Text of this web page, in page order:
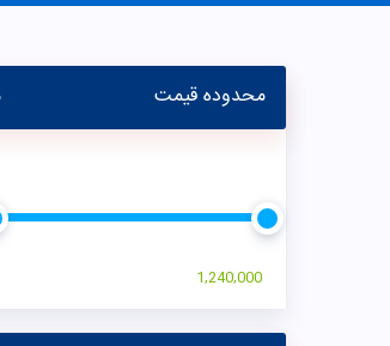
محدوده قیمت
1,240,000